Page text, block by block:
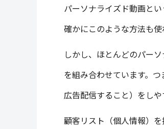
パーソナライズド動画と
確かにこのような方法も使
しかし、ほとんどのパー
を組み合わせています。
広告配信すること）をしや
顧客リスト（個人情報）